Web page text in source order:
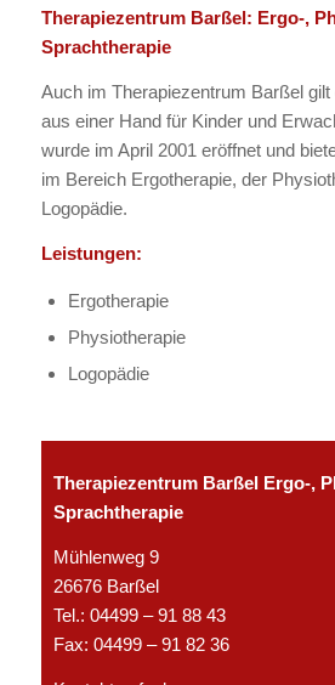
Therapiezentrum Barßel: Ergo-,
Sprachtherapie
Auch im Therapiezentrum Barßel gilt
aus einer Hand für Kinder und
wurde im April 2001 eröffnet und
im Bereich Ergotherapie, der
Logopädie.
Leistungen:
Ergotherapie
Physiotherapie
Logopädie
Therapiezentrum Barßel Ergo-,
Sprachtherapie
Mühlenweg 9
26676 Barßel
Tel.: 04499 – 91 88 43
Fax: 04499 – 91 82 36